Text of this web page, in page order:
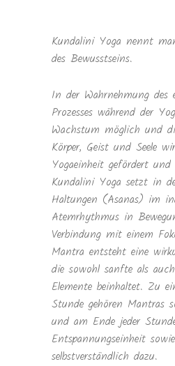
Kundalini Yoga nennt
des Bewusstseins.
In der Wahrnehmung des
Prozesses während der
Wachstum möglich und
Körper, Geist und Seele
Yogaeinheit gefördert und
Kundalini Yoga setzt in
Haltungen (Asanas) im
Atemrhythmus in
Verbindung mit einem
Mantra entsteht eine
die sowohl sanfte als
Elemente beinhaltet. Zu
Stunde gehören Mantras
und am Ende jeder
Entspannungseinheit
selbstverständlich dazu.